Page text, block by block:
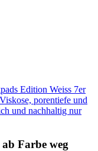
Edition Weiss 7er
porentiefe und
und nachhaltig nur
Farbe weg